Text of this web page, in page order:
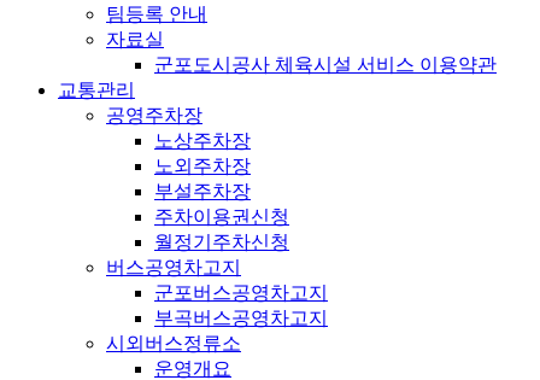
팀등록 안내
자료실
군포도시공사 체육시설 서비스 이용약관
교통관리
공영주차장
노상주차장
노외주차장
부설주차장
주차이용권신청
월정기주차신청
버스공영차고지
군포버스공영차고지
부곡버스공영차고지
시외버스정류소
운영개요